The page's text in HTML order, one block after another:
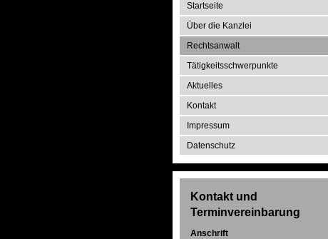
Startseite
Über die Kanzlei
Rechtsanwalt
Tätigkeitsschwerpunkte
Aktuelles
Kontakt
Impressum
Datenschutz
Kontakt und
Terminvereinbarung
Anschrift